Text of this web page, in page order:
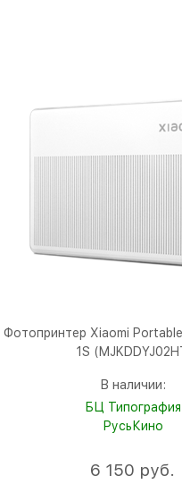
Фотопринтер Xiaomi
1S
В наличии:
БЦ Типография
РусьКино
6 150 руб.